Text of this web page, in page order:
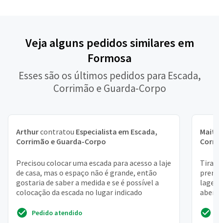
Veja alguns pedidos similares em
Formosa
Esses são os últimos pedidos para Escada,
Corrimão e Guarda-Corpo
Arthurcontratou Especialista em Escada,
Corrimão e Guarda-Corpo
Precisou colocar uma escada para acesso a laje
de casa, mas o espaço não é grande, então
gostaria de saber a medida e se é possível a
colocação da escada no lugar indicado
Pedido atendido
Maitê
Tirar
lage